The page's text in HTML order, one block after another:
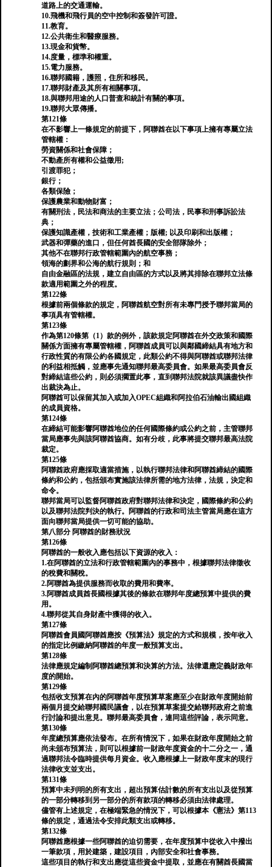
道路上的交通運輸。
10.飛機和飛行員的空中控制和簽發許可證。
11.教育。
12.公共衛生和醫療服務。
13.現金和貨幣。
14.度量，標準和權重。
15.電力服務。
16.聯邦國籍，護照，住所和移民。
17.聯邦財產及其所有相關事項。
18.與聯邦用途的人口普查和統計有關的事項。
19.聯邦大眾傳播。
第121條
在不影響上一條規定的前提下，阿聯酋在以下事項上擁有專屬立法
管轄權：
勞資關係和社會保障；
不動產所有權和公益徵用;
引渡罪犯；
銀行；
各類保險；
保護農業和動物財富；
有關刑法，民法和商法的主要立法；公司法，民事和刑事訴訟法
典；
保護知識產權，技術和工業產權；版權; 以及印刷和出版權；
武器和彈藥的進口，但任何酋長國的安全部隊除外；
其他不在聯邦行政管轄範圍內的航空事務；
領海的劃界和公海的航行規則；和
自由金融區的法規，建立自由區的方式以及將其排除在聯邦立法條
款適用範圍之外的程度。
第122條
根據前兩個條款的規定，阿聯酋航空對所有未專門授予聯邦當局的
事項具有管轄權。
第123條
作為第120條第（1）款的例外，該款規定阿聯酋在外交政策和國際
關係方面擁有專屬管轄權，阿聯酋成員可以與鄰國締結具有地方和
行政性質的有限公約各國規定，此類公約不得與阿聯酋或聯邦法律
的利益相抵觸，並應事先通知聯邦最高委員會。如果最高委員會反
對締結這些公約，則必須擱置此事，直到聯邦法院就該異議盡快作
出裁決為止。
阿聯酋可以保留其加入或加入OPEC組織和阿拉伯石油輸出國組織
的成員資格。
第124條
在締結可能影響阿聯酋地位的任何國際條約或公約之前，主管聯邦
當局應事先與該阿聯酋協商。如有分歧，此事將提交聯邦最高法院
裁定。
第125條
阿聯酋政府應採取適當措施，以執行聯邦法律和阿聯酋締結的國際
條約和公約，包括頒布實施該法律所需的地方法律，法規，決定和
命令。
聯邦當局可以監督阿聯酋政府對聯邦法律和決定，國際條約和公約
以及聯邦法院判決的執行。阿聯酋的行政和司法主管當局應在這方
面向聯邦當局提供一切可能的協助。
第八部分 阿聯酋的財務狀況
第126條
阿聯酋的一般收入應包括以下資源的收入：
1.在阿聯酋的立法和行政管轄範圍內的事務中，根據聯邦法律徵收
的稅費和關稅。
2.阿聯酋為提供服務而收取的費用和費率。
3.阿聯酋成員酋長國根據其後的條款在聯邦年度總預算中提供的費
用。
4.聯邦從其自身財產中獲得的收入。
第127條
阿聯酋會員國阿聯酋應按《預算法》規定的方式和規模，按年收入
的指定比例繳納阿聯酋的年度一般預算支出。
第128條
法律應規定編制阿聯酋總預算和決算的方法。法律還應定義財政年
度的開始。
第129條
包括收支預算在內的阿聯酋年度預算草案應至少在財政年度開始前
兩個月提交給聯邦國民議會，以在預算草案提交給聯邦政府之前進
行討論和提出意見。聯邦最高委員會，連同這些評論，表示同意。
第130條
年度總預算應依法發布。在所有情況下，如果在財政年度開始之前
尚未頒布預算法，則可以根據前一財政年度資金的十二分之一，通
過聯邦法令臨時提供每月資金。收入應根據上一財政年度末的現行
法律收支並支出。
第131條
預算中未列明的所有支出，超出預算估計數的所有支出以及從預算
的一部分轉移到另一部分的所有款項的轉移必須由法律處理。
儘管有上述規定，在極端緊急的情況下，可以根據本《憲法》第113
條的規定，通過法令安排此類支出或轉移。
第132條
阿聯酋應根據一些阿聯酋的迫切需要，在年度預算中從收入中撥出
一筆款項，用於建築，建設項目，內部安全和社會事務。
這些項目的執行和支出應從這些資金中提取，並應在有關酋長國當